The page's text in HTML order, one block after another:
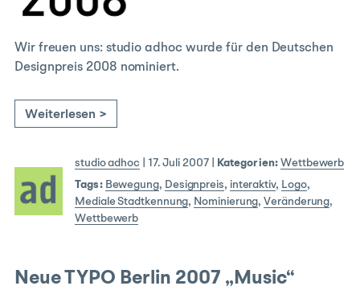
Wir freuen uns: studio adhoc wurde für den Deutschen
Designpreis 2008 nominiert.
Weiterlesen >
studio adhoc 17. Juli 2007| Kategorien: Wettbewerb
Tags: Bewegung, Designpreis, interaktiv, Logo,
Mediale Stadtkennung, Nominierung,Veränderung,
Wettbewerb
Neue TYPO Berlin 2007 „Music“